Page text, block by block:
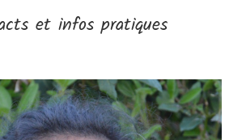
et infos pratiques